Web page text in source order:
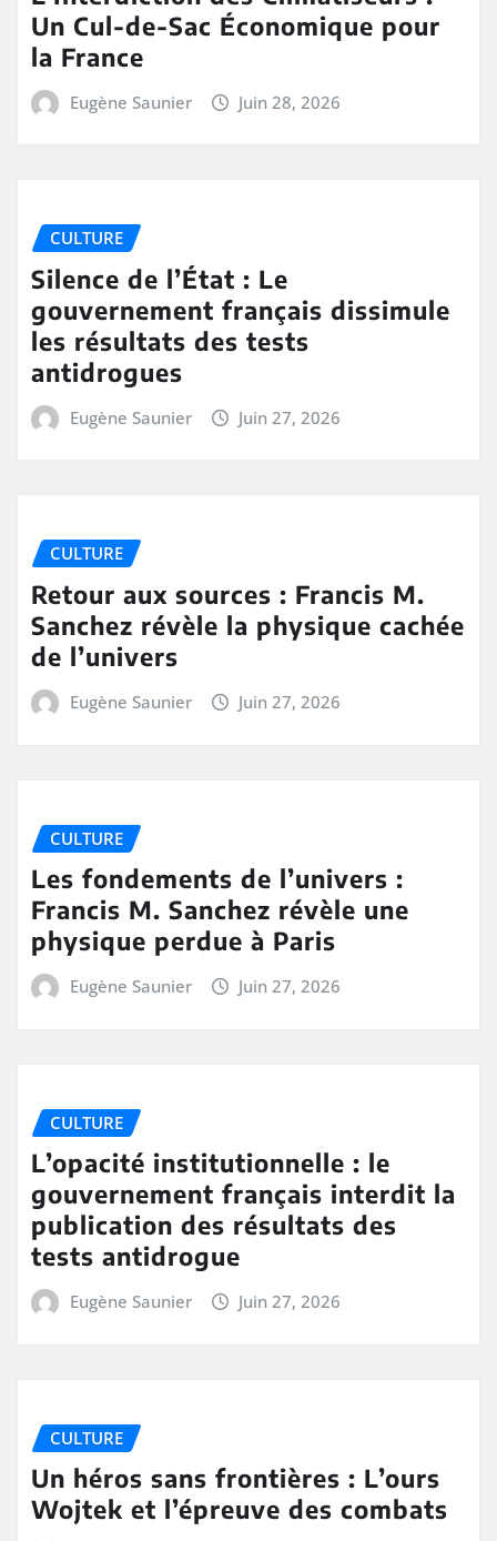
Un Cul-de-Sac Économique pour
la France
Eugène Saunier Juin 28, 2026
CULTURE
Silence de l’État : Le
gouvernement français dissimule
les résultats des tests
antidrogues
Eugène Saunier Juin 27, 2026
CULTURE
Retour aux sources : Francis M.
Sanchez révèle la physique cachée
de l’univers
Eugène Saunier Juin 27, 2026
CULTURE
Les fondements de l’univers :
Francis M. Sanchez révèle une
physique perdue à Paris
Eugène Saunier Juin 27, 2026
CULTURE
L’opacité institutionnelle : le
gouvernement français interdit la
publication des résultats des
tests antidrogue
Eugène Saunier Juin 27, 2026
CULTURE
Un héros sans frontières : L’ours
Wojtek et l’épreuve des combats